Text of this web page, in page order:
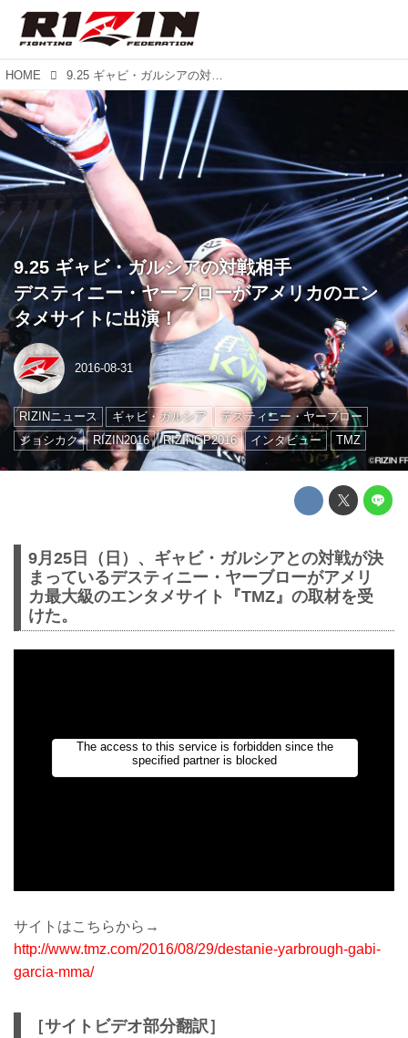
HOME 9.25 ギャビ・ガルシアの対戦相手 デスティニー・ヤーブローがアメリカのエンタメサイトに出演！
9.25 ギャビ・ガルシアの対戦相手
デスティニー・ヤーブローがアメリカのエン
タメサイトに出演！
2016-08-31
RIZINニュース ギャビ・ガルシア
デスティニー・ヤーブロー
ジョシカク
RIZIN2016 RIZINGP2016 インタビュー TMZ
9月25日（日）、ギャビ・ガルシアとの対戦が決
まっているデスティニー・ヤーブローがアメリ
カ最大級のエンタメサイト『TMZ』の取材を受
けた。
サイトはこちらから→
http://www.tmz.com/2016/08/29/destanie-yarbrough-gabi-
garcia-mma/
［サイトビデオ部分翻訳］